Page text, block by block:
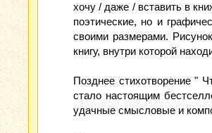
хочу / даже / вставить в
поэтические, но и
своими размерами.
книгу, внутри которой
Позднее стихотворение "
стало настоящим
удачные смысловые и